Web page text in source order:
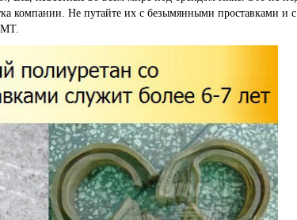
компании. Не путайте их с безымянными проставками и с